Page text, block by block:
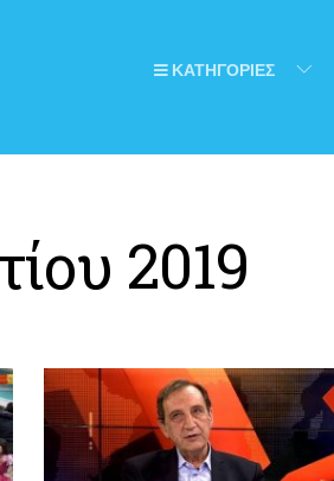
ΚΑΤΗΓΟΡΙΕΣ
2019